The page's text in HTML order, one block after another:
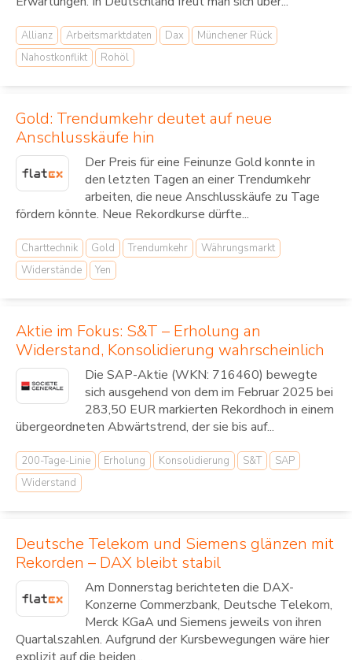
Allianz Arbeitsmarktdaten Dax
Münchener Rück
Nahostkonflikt
Rohöl
Gold: Trendumkehr deutet auf neue
Anschlusskäufe hin
Der Preis für eine Feinunze Gold konnte in
den letzten Tagen an einer Trendumkehr
arbeiten, die neue Anschlusskäufe zu Tage
fördern könnte. Neue Rekordkurse dürfte...
Charttechnik Gold Trendumkehr
Währungsmarkt
Widerstände
Yen
Aktie im Fokus: S&T – Erholung an
Widerstand, Konsolidierung wahrscheinlich
Die SAP-Aktie (WKN: 716460) bewegte
sich ausgehend von dem im Februar 2025 bei
283,50 EUR markierten Rekordhoch in einem
übergeordneten Abwärtstrend, der sie bis auf...
200-Tage-Linie Erholung Konsolidierung S&T
SAP
Widerstand
Deutsche Telekom und Siemens glänzen mit
Rekorden – DAX bleibt stabil
Am Donnerstag berichteten die DAX-
Konzerne Commerzbank, Deutsche Telekom,
Merck KGaA und Siemens jeweils von ihren
Quartalszahlen. Aufgrund der Kursbewegungen wäre hier